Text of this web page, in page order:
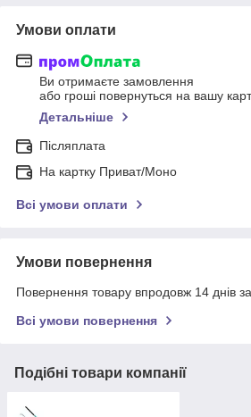
Умови оплати
Ви отримаєте замовлення
або гроші повернуться на вашу
Детальніше
Післяплата
На картку Приват/Моно
Всі умови оплати
Умови повернення
Повернення товару впродовж 14 днів
Всі умови повернення
Подібні товари компанії